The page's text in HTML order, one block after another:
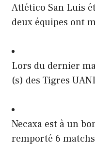
Atlético San Luis
deux équipes ont
Lors du dernier
(s) des Tigres
Necaxa est à un
remporté 6